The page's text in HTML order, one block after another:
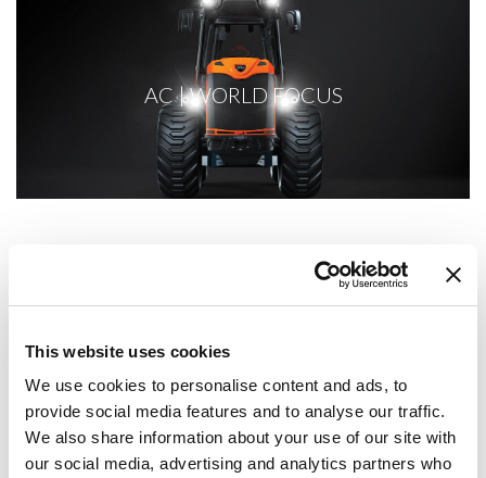
This website uses cookies
We use cookies to personalise content and ads, to
provide social media features and to analyse our traffic.
We also share information about your use of our site with
our social media, advertising and analytics partners who
AC | WORLD FOCUS
AC | INSIGHT